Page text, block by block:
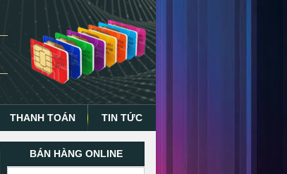
THANH TOÁN TIN TỨC
BÁN HÀNG ONLINE